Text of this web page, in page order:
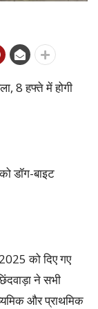
8 हफ्ते में होगी
डॉग-बाइट
को दिए गए
ने सभी
और प्राथमिक